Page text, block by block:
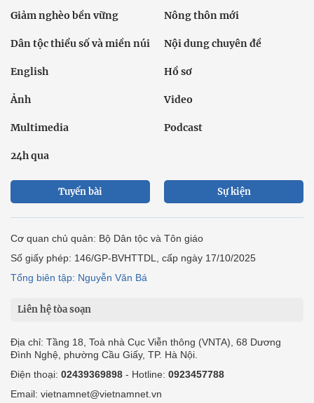
Giảm nghèo bền vững Nông thôn mới
Dân tộc thiểu số và miền núi Nội dung chuyên đề
English Hồ sơ
Ảnh Video
Multimedia Podcast
24h qua
Tuyến bài Sự kiện
Cơ quan chủ quản: Bộ Dân tộc và Tôn giáo
Số giấy phép: 146/GP-BVHTTDL, cấp ngày 17/10/2025
Tổng biên tập: Nguyễn Văn Bá
Liên hệ tòa soạn
Địa chỉ: Tầng 18, Toà nhà Cục Viễn thông (VNTA), 68 Dương
Đình Nghệ, phường Cầu Giấy, TP. Hà Nội.
Điện thoại: 02439369898 - Hotline: 0923457788
Email: vietnamnet@vietnamnet.vn